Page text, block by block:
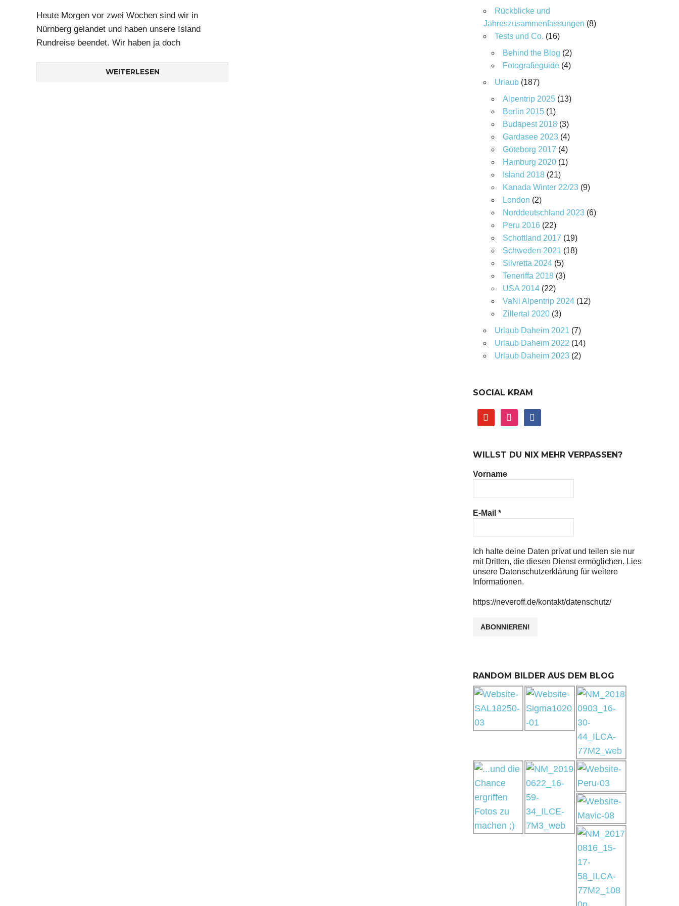
Heute Morgen vor zwei Wochen sind wir in
Nürnberg gelandet und haben unsere Island
Rundreise beendet. Wir haben ja doch
WEITERLESEN
Rückblicke und
Jahreszusammenfassungen (8)
Tests und Co. (16)
Behind the Blog (2)
Fotografieguide(4)
Urlaub(187)
Alpentrip 2025(13)
Berlin 2015(1)
Budapest 2018(3)
Gardasee 2023(4)
Göteborg 2017 (4)
Hamburg 2020(1)
Island 2018(21)
Kanada Winter 22/23(9)
London (2)
Norddeutschland 2023(6)
Peru 2016(22)
Schottland 2017 (19)
Schweden 2021 (18)
Silvretta 2024(5)
Teneriffa 2018(3)
USA 2014(22)
VaNi Alpentrip 2024(12)
Zillertal 2020(3)
Urlaub Daheim 2021 (7)
Urlaub Daheim 2022 (14)
Urlaub Daheim 2023(2)
SOCIAL KRAM
youtube instagramfacebook
WILLST DU NIX MEHR VERPASSEN?
Vorname
E-Mail *
Ich halte deine Daten privat und teilen sie nur
mit Dritten, die diesen Dienst ermöglichen. Lies
unsere Datenschutzerklärung für weitere
Informationen.
https://neveroff.de/kontakt/datenschutz/
RANDOM BILDER AUS DEM BLOG